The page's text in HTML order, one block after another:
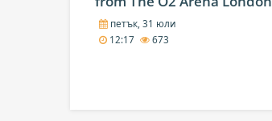
петък, 31 юли
12:17
673